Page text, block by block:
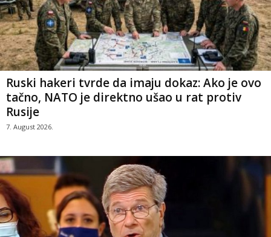
Ruski hakeri tvrde da imaju dokaz: Ako je ovo
tačno, NATO je direktno ušao u rat protiv
Rusije
7. August 2026.